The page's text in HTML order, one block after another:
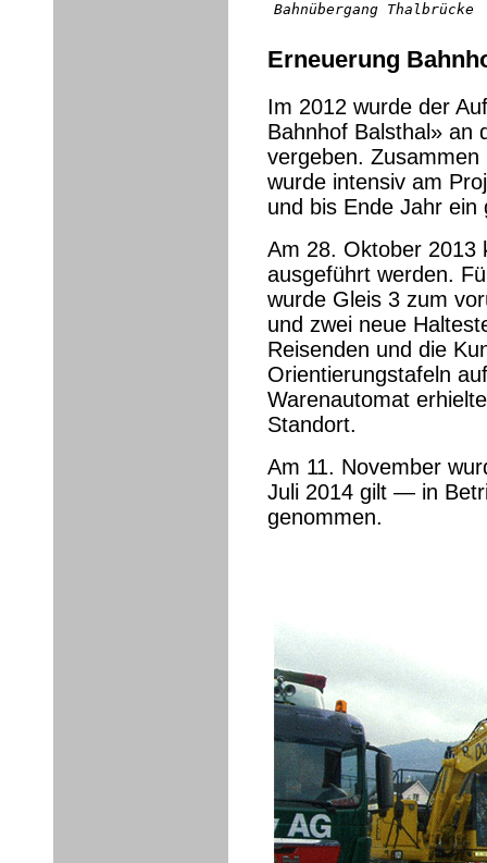
Bahnübergang Thalbrücke
Erneuerung
Im 2012 wurde der
Bahnhof Balsthal» an
vergeben.
wurde intensiv am
und bis Ende Jahr ein
Am 28. Oktober 2013
ausgeführt werden.
wurde Gleis 3 zum
und zwei neue
Reisenden und die
Orientierungstafeln
Warenautomat
Standort.
Am 11. November
Juli 2014 gilt — in
genommen.